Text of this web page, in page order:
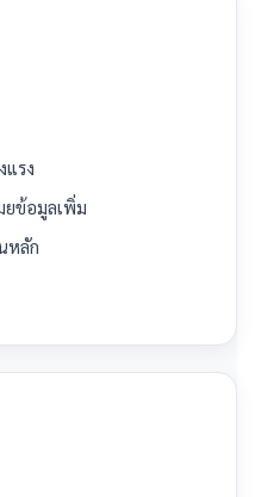
แรง
ยข้อมูลเพิ่ม
หลัก